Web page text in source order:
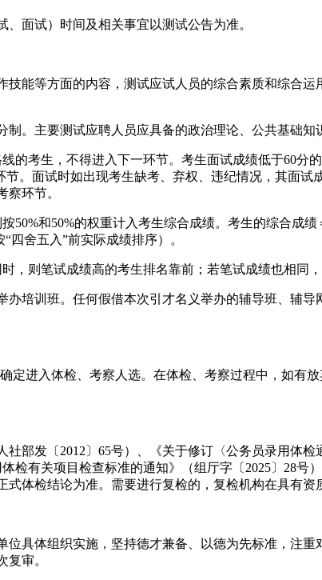
面试）时间及相关事宜以测试公告为准。
等方面的内容，测试应试人员的综合素质和综合运
主要测试应聘人员应具备的政治理论、公共基础知
考生，不得进入下一环节。考生面试成绩低于60分
。面试时如出现考生缺考、弃权、违纪情况，其面
环节。
和50%的权重计入考生综合成绩。考生的综合成绩
四舍五入”前实际成绩排序）。
则笔试成绩高的考生排名靠前；若笔试成绩也相同
训班。任何假借本次引才名义举办的辅导班、辅导
进入体检、考察人选。在体检、考察过程中，如有
发〔2012〕65号）、《关于修订〈公务员录用体检
检有关项目检查标准的通知》（组厅字〔2025〕28
体检结论为准。需要进行复检的，复检机构在具有
体组织实施，坚持德才兼备、以德为先标准，注重
审。